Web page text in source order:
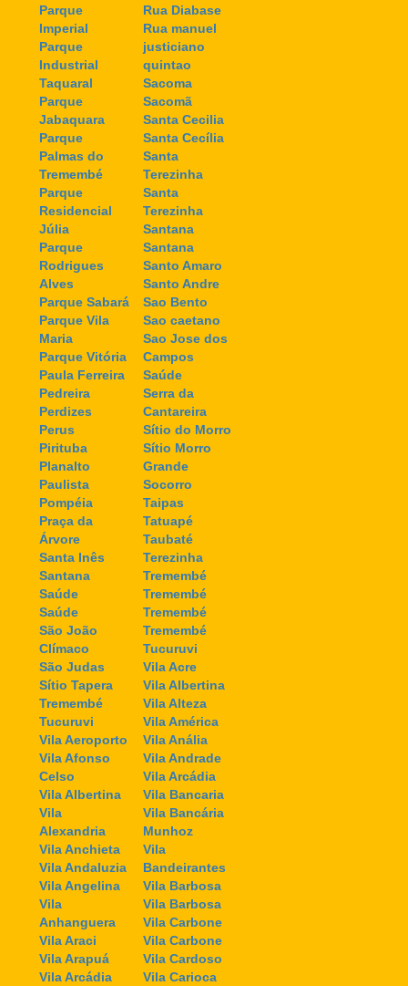
Parque
Imperial
Parque
Industrial
Taquaral
Parque
Jabaquara
Parque
Palmas do
Tremembé
Parque
Residencial
Júlia
Parque
Rodrigues
Alves
Parque Sabará
Parque Vila
Maria
Parque Vitória
Paula Ferreira
Pedreira
Perdizes
Perus
Pirituba
Planalto
Paulista
Pompéia
Praça da
Árvore
Santa Inês
Santana
Saúde
Saúde
São João
Clímaco
São Judas
Sítio Tapera
Tremembé
Tucuruvi
Vila Aeroporto
Vila Afonso
Celso
Vila Albertina
Vila
Alexandria
Vila Anchieta
Vila Andaluzia
Vila Angelina
Vila
Anhanguera
Vila Araci
Vila Arapuá
Vila Arcádia
Rua Diabase
Rua manuel
justiciano
quintao
Sacoma
Sacomã
Santa Cecilia
Santa Cecília
Santa
Terezinha
Santa
Terezinha
Santana
Santana
Santo Amaro
Santo Andre
Sao Bento
Sao caetano
Sao Jose dos
Campos
Saúde
Serra da
Cantareira
Sítio do Morro
Sítio Morro
Grande
Socorro
Taipas
Tatuapé
Taubaté
Terezinha
Tremembé
Tremembé
Tremembé
Tremembé
Tucuruvi
Vila Acre
Vila Albertina
Vila Alteza
Vila América
Vila Anália
Vila Andrade
Vila Arcádia
Vila Bancaria
Vila Bancária
Munhoz
Vila
Bandeirantes
Vila Barbosa
Vila Barbosa
Vila Carbone
Vila Carbone
Vila Cardoso
Vila Carioca